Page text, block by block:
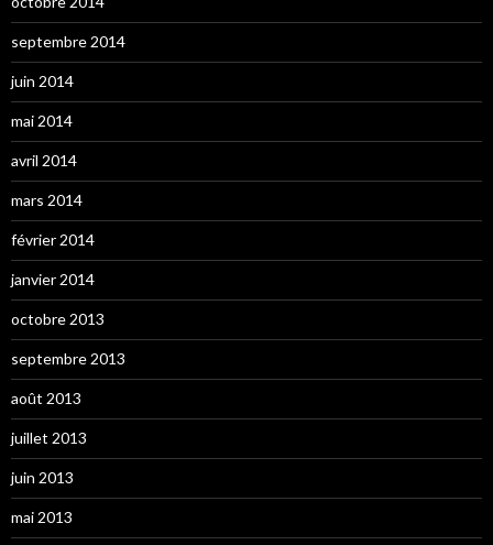
septembre 2014
juin 2014
mai 2014
avril 2014
mars 2014
février 2014
janvier 2014
octobre 2013
septembre 2013
août 2013
juillet 2013
juin 2013
mai 2013